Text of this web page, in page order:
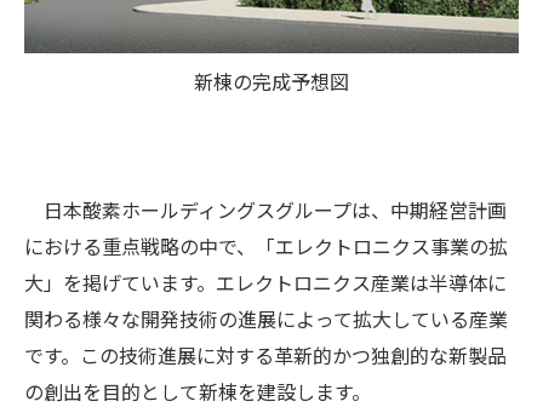
新棟の完成予想図
日本酸素ホールディングスグループは、中期経営計画
における重点戦略の中で、「エレクトロニクス事業の拡
大」を掲げています。エレクトロニクス産業は半導体に
関わる様々な開発技術の進展によって拡大している産業
です。この技術進展に対する革新的かつ独創的な新製品
の創出を目的として新棟を建設します。